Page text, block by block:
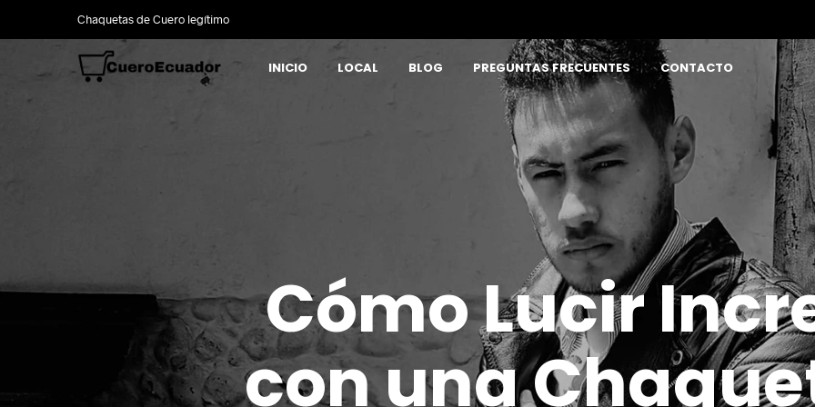
Chaquetas de Cuero legítimo
INICIO LOCAL BLOG PREGUNTAS FRECUENTES CONTACTO
Cómo Lucir
con una